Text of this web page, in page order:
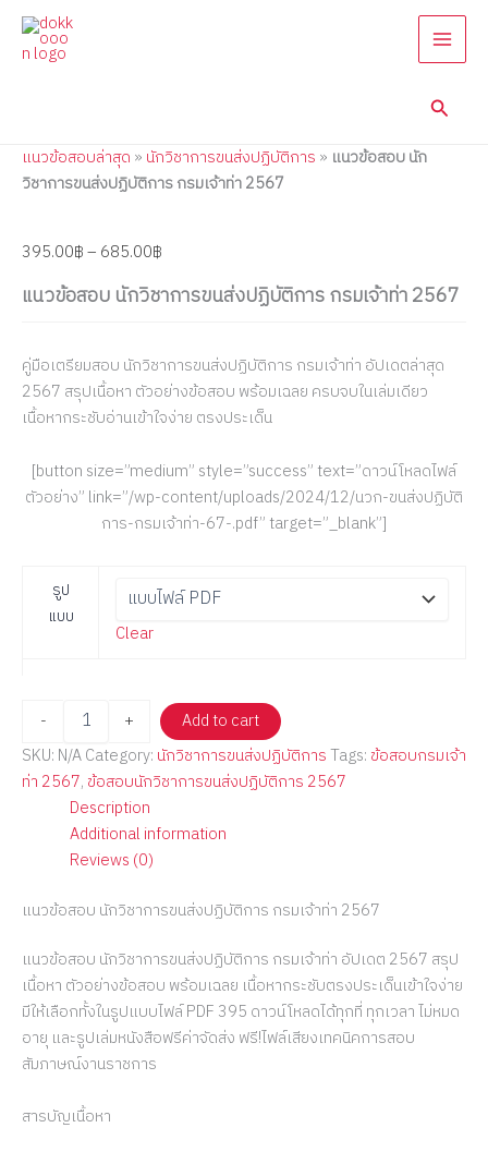
Skip
content
แนวข้อสอบล่าสุด » นักวิชาการขนส่งปฏิบัติการ » แนวข้อสอบ นัก
วิชาการขนส่งปฏิบัติการ กรมเจ้าท่า 2567
395.00฿– 685.00฿
แนวข้อสอบ นักวิชาการขนส่งปฏิบัติการ กรมเจ้าท่า 2567
คู่มือเตรียมสอบ นักวิชาการขนส่งปฏิบัติการ กรมเจ้าท่า อัปเดตล่าสุด
2567 สรุปเนื้อหา ตัวอย่างข้อสอบ พร้อมเฉลย ครบจบในเล่มเดียว
เนื้อหากระชับอ่านเข้าใจง่าย ตรงประเด็น
[button size=”medium” style=”success” text=”ดาวน์โหลดไฟล์
ตัวอย่าง” link=”/wp-content/uploads/2024/12/นวก-ขนส่งปฏิบัติ
การ-กรมเจ้าท่า-67-.pdf” target=”_blank”]
รูป
แบบ
Clear
-
ข้อสอบ
นัก
กรม
เจ้า
quantity
+
Add to cart
SKU: N/ACategory: นักวิชาการขนส่งปฏิบัติการTags: ข้อสอบกรมเจ้า
ท่า 2567, ข้อสอบนักวิชาการขนส่งปฏิบัติการ 2567
Description
Additional information
Reviews (0)
แนวข้อสอบ นักวิชาการขนส่งปฏิบัติการ กรมเจ้าท่า 2567
แนวข้อสอบ นักวิชาการขนส่งปฏิบัติการ กรมเจ้าท่า อัปเดต 2567 สรุป
เนื้อหา ตัวอย่างข้อสอบ พร้อมเฉลย เนื้อหากระชับตรงประเด็นเข้าใจง่าย
มีให้เลือกทั้งในรูปแบบไฟล์ PDF 395 ดาวน์โหลดได้ทุกที่ ทุกเวลา ไม่หมด
อายุ และรูปเล่มหนังสือฟรีค่าจัดส่ง ฟรี!ไฟล์เสียงเทคนิคการสอบ
สัมภาษณ์งานราชการ
สารบัญเนื้อหา